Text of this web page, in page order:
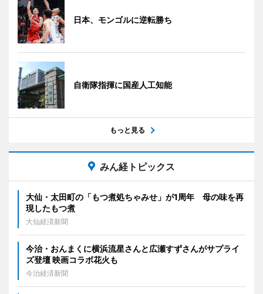
日本、モンゴルに逆転勝ち
自衛隊指揮に国産人工知能
もっと見る
みん経トピックス
大仙・太田町の「もつ煮処ちゃみせ」が1周年 母の味を再
現したもつ煮
大仙経済新聞
今治・おんまくに横浜流星さんと広瀬すずさんがサプライ
ズ登壇 映画コラボ花火も
今治経済新聞